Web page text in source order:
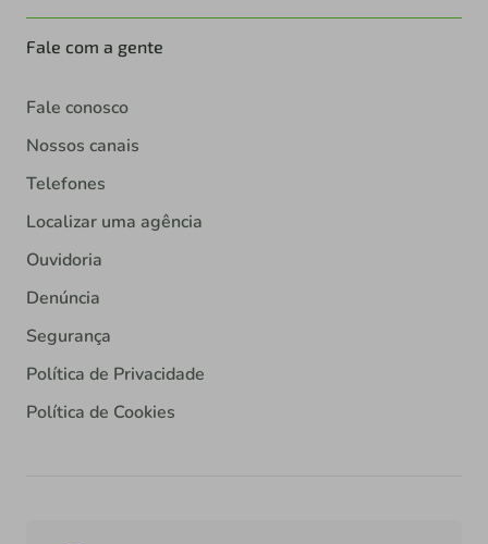
Fale com a gente
Fale conosco
Nossos canais
Telefones
Localizar uma agência
Ouvidoria
Denúncia
Segurança
Política de Privacidade
Política de Cookies